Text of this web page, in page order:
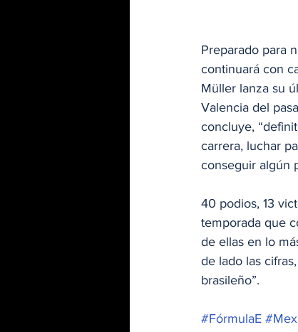
Preparado para
continuará con
Müller lanza su
Valencia del
concluye,
carrera, luchar
conseguir algún
40 podios, 13
temporada que
de ellas en lo
de lado las
brasileño”.
#FórmulaE